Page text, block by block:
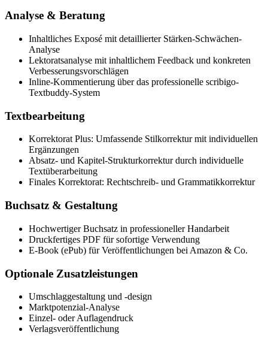
Analyse & Beratung
Inhaltliches Exposé mit detaillierter Stärken-Schwächen-
Analyse
Lektoratsanalyse mit inhaltlichem Feedback und konkreten
Verbesserungsvorschlägen
Inline-Kommentierung über das professionelle scribigo-
Textbuddy-System
Textbearbeitung
Korrektorat Plus: Umfassende Stilkorrektur mit individuellen
Ergänzungen
Absatz- und Kapitel-Strukturkorrektur durch individuelle
Textüberarbeitung
Finales Korrektorat: Rechtschreib- und Grammatikkorrektur
Buchsatz & Gestaltung
Hochwertiger Buchsatz in professioneller Handarbeit
Druckfertiges PDF für sofortige Verwendung
E-Book (ePub) für Veröffentlichungen bei Amazon & Co.
Optionale Zusatzleistungen
Umschlaggestaltung und -design
Marktpotenzial-Analyse
Einzel- oder Auflagendruck
Verlagsveröffentlichung